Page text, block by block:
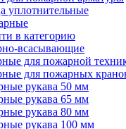
уплотнительные
в категорию
всасывающие
для пожарной
для пожарных
рукава 50 мм
рукава 65 мм
рукава 80 мм
рукава 100 мм